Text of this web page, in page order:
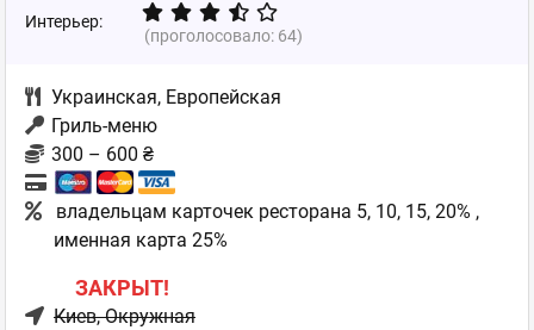
Интерьер:
(проголосовало: 64)
Украинская, Европейская
Гриль-меню
300 – 600 ₴
владельцам карточек ресторана 5, 10, 15, 20% ,
именная карта 25%
ЗАКРЫТ!
Киев, Окружная